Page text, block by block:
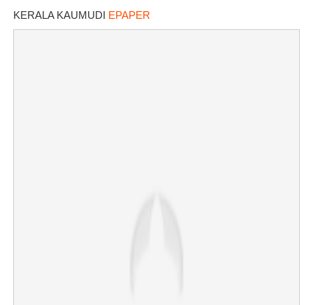
KERALA KAUMUDI EPAPER